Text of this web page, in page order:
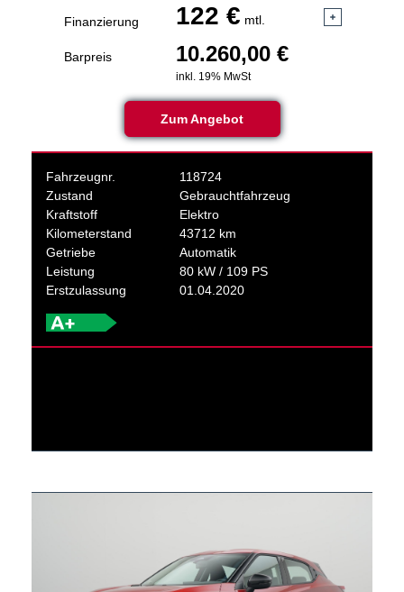
Finanzierung 122 € mtl.
Barpreis 10.260,00 €
inkl. 19% MwSt
Zum Angebot
Fahrzeugnr.
118724
Zustand
Gebrauchtfahrzeug
Kraftstoff
Elektro
Kilometerstand
43712 km
Getriebe
Automatik
Leistung
80 kW / 109 PS
Erstzulassung
01.04.2020